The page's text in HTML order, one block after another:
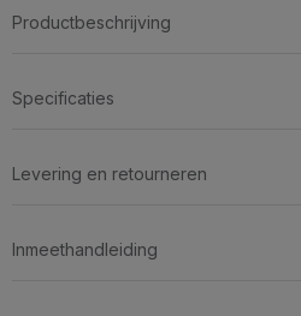
Productbeschrijving
Specificaties
Levering en retourneren
Inmeethandleiding